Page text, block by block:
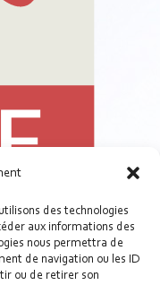
des technologies
aux informations des
nous permettra de
de navigation ou les ID
ou de retirer son
comptables médecin